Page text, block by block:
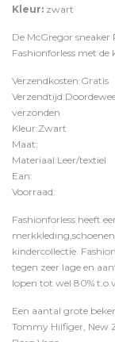
Kleur: zwart
De McGregor
Fashionforless met de
Verzendkosten:Gratis
verzonden
Kleur:Zwart
Maat:
Materiaal:Leer/textiel
Ean:
Voorraad:
Fashionforless heeft
kindercollectie.
tegen zeer lage en
lopen tot wel 80%
Een aantal grote
Tommy Hilfiger, New